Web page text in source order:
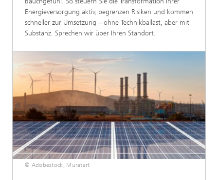
Energieversorgung aktiv, begrenzen Risiken und kommen
schneller zur Umsetzung – ohne Technikballast, aber mit
Substanz. Sprechen wir über Ihren Standort.
© Adobestock, Muratart